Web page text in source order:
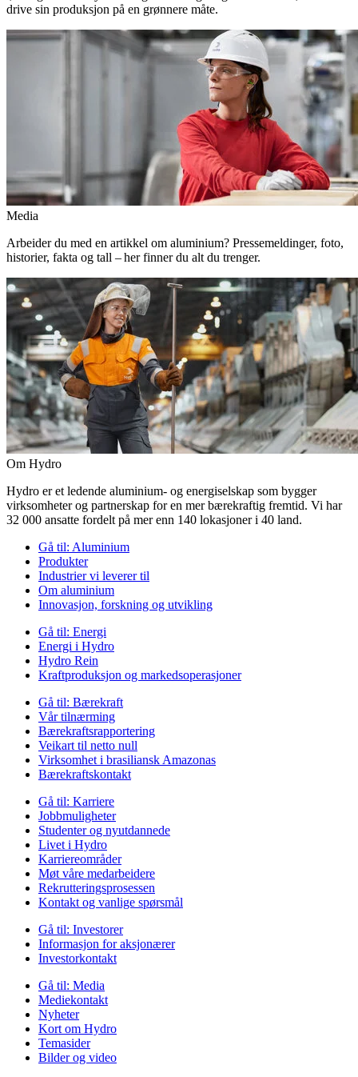
drive sin produksjon på en grønnere måte.
Media
Arbeider du med en artikkel om aluminium? Pressemeldinger, foto,
historier, fakta og tall – her finner du alt du trenger.
Om Hydro
Hydro er et ledende aluminium- og energiselskap som bygger
virksomheter og partnerskap for en mer bærekraftig fremtid. Vi har
32 000 ansatte fordelt på mer enn 140 lokasjoner i 40 land.
Gå til: Aluminium
Produkter
Industrier vi leverer til
Om aluminium
Innovasjon, forskning og utvikling
Gå til: Energi
Energi i Hydro
Hydro Rein
Kraftproduksjon og markedsoperasjoner
Gå til: Bærekraft
Vår tilnærming
Bærekraftsrapportering
Veikart til netto null
Virksomhet i brasiliansk Amazonas
Bærekraftskontakt
Gå til: Karriere
Jobbmuligheter
Studenter og nyutdannede
Livet i Hydro
Karriereområder
Møt våre medarbeidere
Rekrutteringsprosessen
Kontakt og vanlige spørsmål
Gå til: Investorer
Informasjon for aksjonærer
Investorkontakt
Gå til: Media
Mediekontakt
Nyheter
Kort om Hydro
Temasider
Bilder og video